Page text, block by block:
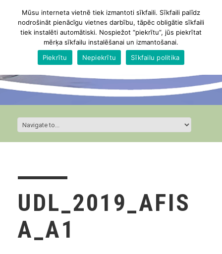
UDL_2019_AFIS
A_A1
Mūsu interneta vietnē tiek izmantoti sīkfaili. Sīkfaili palīdz
nodrošināt pienācīgu vietnes darbību, tāpēc obligātie sīkfaili
tiek instalēti automātiski. Nospiežot “piekrītu”, jūs piekrītat
mērķa sīkfailu instalēšanai un izmantošanai.
Piekrītu
Nepiekrītu Sīkfailu politika